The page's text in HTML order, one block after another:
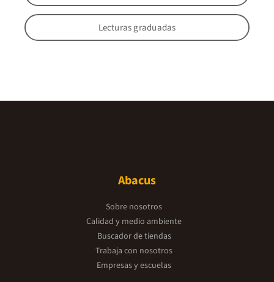
Lecturas graduadas
Abacus
Sobre nosotros
Calidad y medio ambiente
Buscador de tiendas
Trabaja con nosotros
Empresas y escuelas